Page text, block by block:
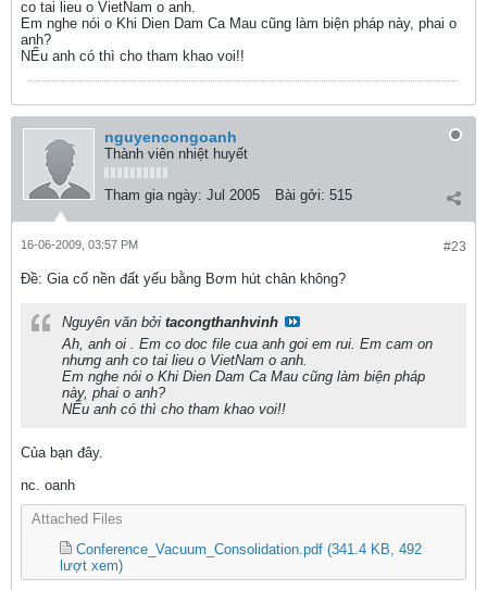
co tai lieu o VietNam o anh.
Em nghe nói o Khi Dien Dam Ca Mau cũng làm biện pháp này, phai o
anh?
NẾu anh có thì cho tham khao voi!!
nguyencongoanh
Thành viên nhiệt huyết
Tham gia ngày: Jul 2005 Bài gởi: 515
#23
16-06-2009, 03:57 PM
Ðề: Gia cố nền đất yếu bằng Bơm hút chân không?
Nguyên văn bởi tacongthanhvinh
Ah, anh oi . Em co doc file cua anh goi em rui. Em cam on
nhưng anh co tai lieu o VietNam o anh.
Em nghe nói o Khi Dien Dam Ca Mau cũng làm biện pháp
này, phai o anh?
NẾu anh có thì cho tham khao voi!!
Của bạn đây.
nc. oanh
Attached Files
Conference_Vacuum_Consolidation.pdf (341.4 KB, 492
lượt xem)